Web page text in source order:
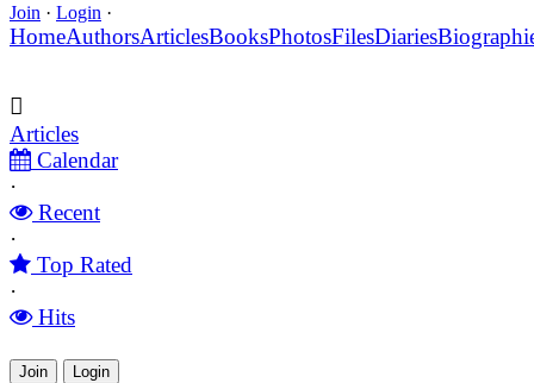
Join · Login ·
HomeAuthorsArticlesBooksPhotosFilesDiaries
Articles
Calendar
·
Recent
·
Top Rated
·
Hits
Join Login